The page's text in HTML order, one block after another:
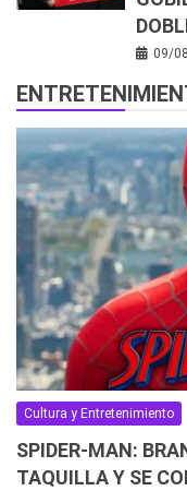
09/
Cultura y Entretenimiento
SPIDER-MAN:
TAQUILLA Y SE